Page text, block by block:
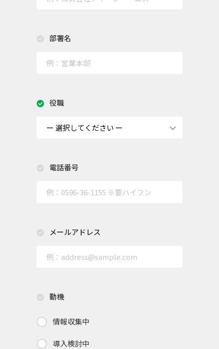
部署名
役職
電話番号
メールアドレス
動機
情報収集中
導入検討中